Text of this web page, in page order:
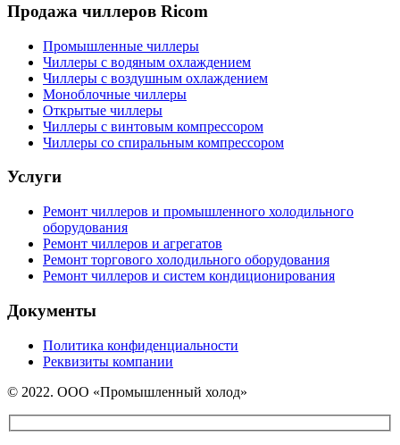
Продажа чиллеров Ricom
Промышленные чиллеры
Чиллеры с водяным охлаждением
Чиллеры с воздушным охлаждением
Моноблочные чиллеры
Открытые чиллеры
Чиллеры с винтовым компрессором
Чиллеры со спиральным компрессором
Услуги
Ремонт чиллеров и промышленного холодильного
оборудования
Ремонт чиллеров и агрегатов
Ремонт торгового холодильного оборудования
Ремонт чиллеров и систем кондиционирования
Документы
Политика конфиденциальности
Реквизиты компании
© 2022. ООО «Промышленный холод»